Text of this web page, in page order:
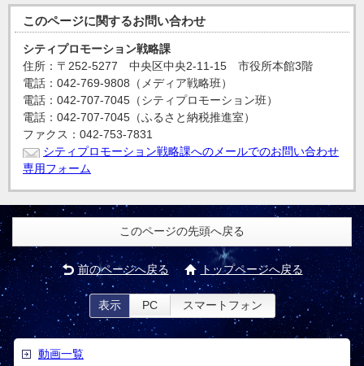
このページに関するお問い合わせ
シティプロモーション戦略課
住所：〒252-5277 中央区中央2-11-15 市役所本館3階
電話：042-769-9808（メディア戦略班）
電話：042-707-7045（シティプロモーション班）
電話：042-707-7045（ふるさと納税推進室）
ファクス：042-753-7831
シティプロモーション戦略課へのメールでのお問い合わせ
専用フォーム
このページの先頭へ戻る
前のページへ戻る トップページへ戻る
表示 PC スマートフォン
動画一覧